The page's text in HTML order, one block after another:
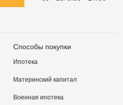
Способы покупки
Ипотека
Материнский капитал
Военная ипотека